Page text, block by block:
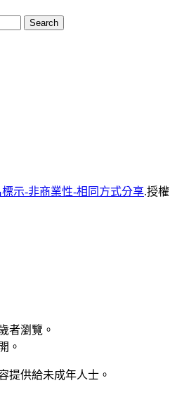
示-非商業性-相同方式分享.授權
者瀏覽。
。
提供給未成年人士。